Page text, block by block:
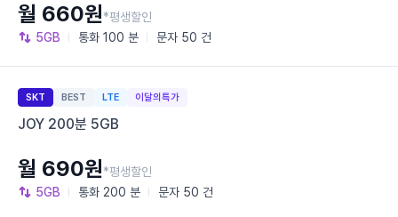
5GB 통화 100 분 문자 50 건
월 660원*평생할인
SKT BEST LTE 이달의특가
JOY 200분 5GB
5GB 통화 200 분 문자 50 건
월 690원*평생할인